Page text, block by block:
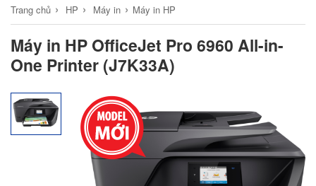
Trang chủ › HP › Máy in › Máy in HP
Máy in HP OfficeJet Pro 6960 All-in-
One Printer (J7K33A)